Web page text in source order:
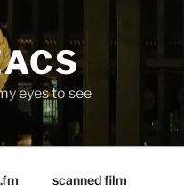
eyes to see
scanned film